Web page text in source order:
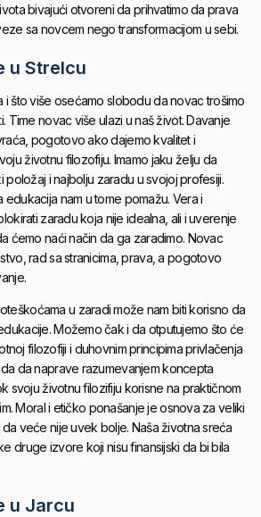
bivajući otvoreni da prihvatimo da prava
sa novcem nego transformacijom u sebi.
u Strelcu
i što više osećamo slobodu da novac trošimo
Time novac više ulazi u naš život. Davanje
pogotovo ako dajemo kvalitet i
životnu filozofiju. Imamo jaku želju da
položaj i najbolju zaradu u svojoj profesiji.
nam u tome pomažu. Vera i
zaradu koja nije idealna, ali i uverenje
ćemo naći način da ga zaradimo. Novac
rad sa stranicima, prava, a pogotovo
u zaradi može nam biti korisno da
Možemo čak i da otputujemo što će
filozofiji i duhovnim principima privlačenja
da naprave razumevanjem koncepta
svoju životnu filozifiju korisne na praktičnom
Moral i etičko ponašanje je osnova za veliki
veće nije uvek bolje. Naša životna sreća
druge izvore koji nisu finansijski da bi bila
u Jarcu